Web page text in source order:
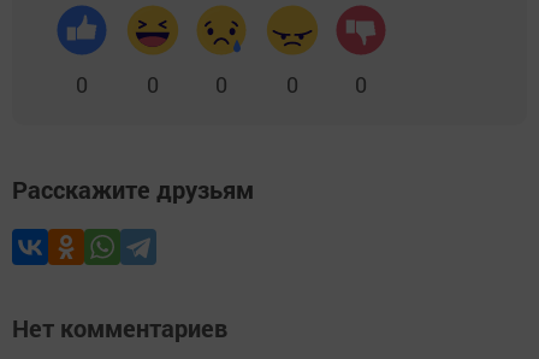
0 0 0 0 0
Расскажите друзьям
Нет комментариев